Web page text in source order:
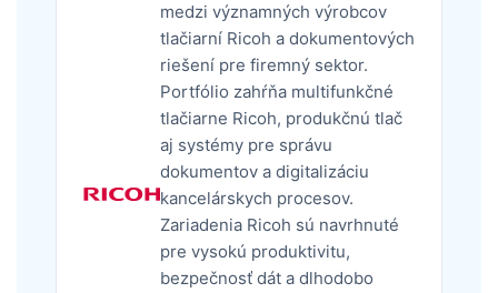
medzi významných výrobcov
tlačiarní Ricoh a dokumentových
riešení pre firemný sektor.
Portfólio zahŕňa multifunkčné
tlačiarne Ricoh, produkčnú tlač
aj systémy pre správu
dokumentov a digitalizáciu
kancelárskych procesov.
Zariadenia Ricoh sú navrhnuté
pre vysokú produktivitu,
bezpečnosť dát a dlhodobo